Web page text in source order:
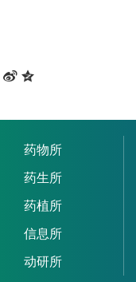
药物所
药生所
药植所
信息所
动研所